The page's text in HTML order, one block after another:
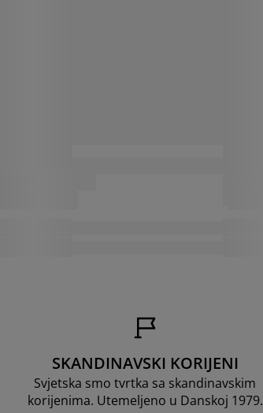
SKANDINAVSKI KORIJENI
Svjetska smo tvrtka sa skandinavskim
korijenima. Utemeljeno u Danskoj 1979.